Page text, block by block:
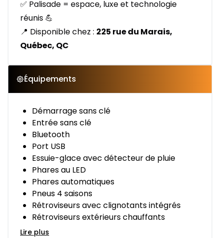
✅ Palisade = espace, luxe et technologie
réunis 💪
📍 Disponible chez : 225 rue du Marais,
Québec, QC
Équipements
Démarrage sans clé
Entrée sans clé
Bluetooth
Port USB
Essuie-glace avec détecteur de pluie
Phares au LED
Phares automatiques
Pneus 4 saisons
Rétroviseurs avec clignotants intégrés
Rétroviseurs extérieurs chauffants
Lire plus